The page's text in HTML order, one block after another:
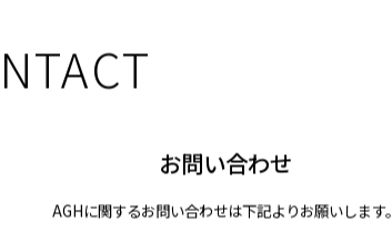
お問い合わせ
AGHに関するお問い合わせは下記よりお願いします。